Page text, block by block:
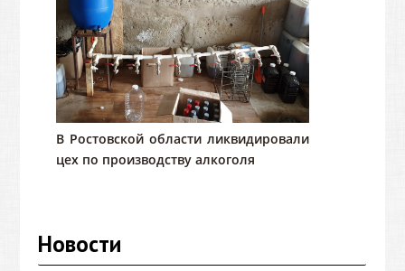
В Ростовской области ликвидировали
цех по производству алкоголя
Новости